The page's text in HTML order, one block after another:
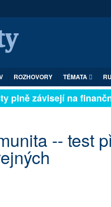
ROZHOVORY TÉMATA
plně závisejí na
-- test